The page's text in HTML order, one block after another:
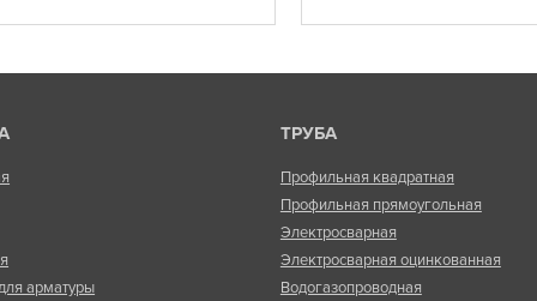
арматуры
ТРУБА
Профильная квадратная
Профильная прямоугольная
Электросварная
Электросварная оцинкованная
Водогазопроводная